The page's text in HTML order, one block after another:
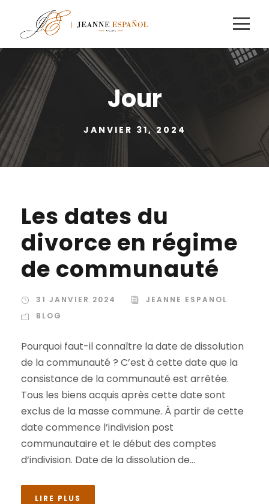
Jour
JANVIER 31, 2024
Les dates du
divorce en régime
de communauté
31 JANVIER 2024
JEANNE ESPANOL
BLOG
Pourquoi faut-il connaître la date de dissolution
de la communauté ? C’est à cette date que la
consistance de la communauté est arrêtée.
Tous les biens acquis après cette date sont
exclus de la masse commune. À partir de cette
date commence l’indivision post
communautaire et le début des comptes
d‘indivision. Date de la dissolution de...
LIRE PLUS